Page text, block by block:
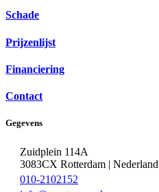
Schade
Prijzenlijst
Financiering
Contact
Gegevens
Zuidplein 114A
3083CX Rotterdam | Nederland
010-2102152